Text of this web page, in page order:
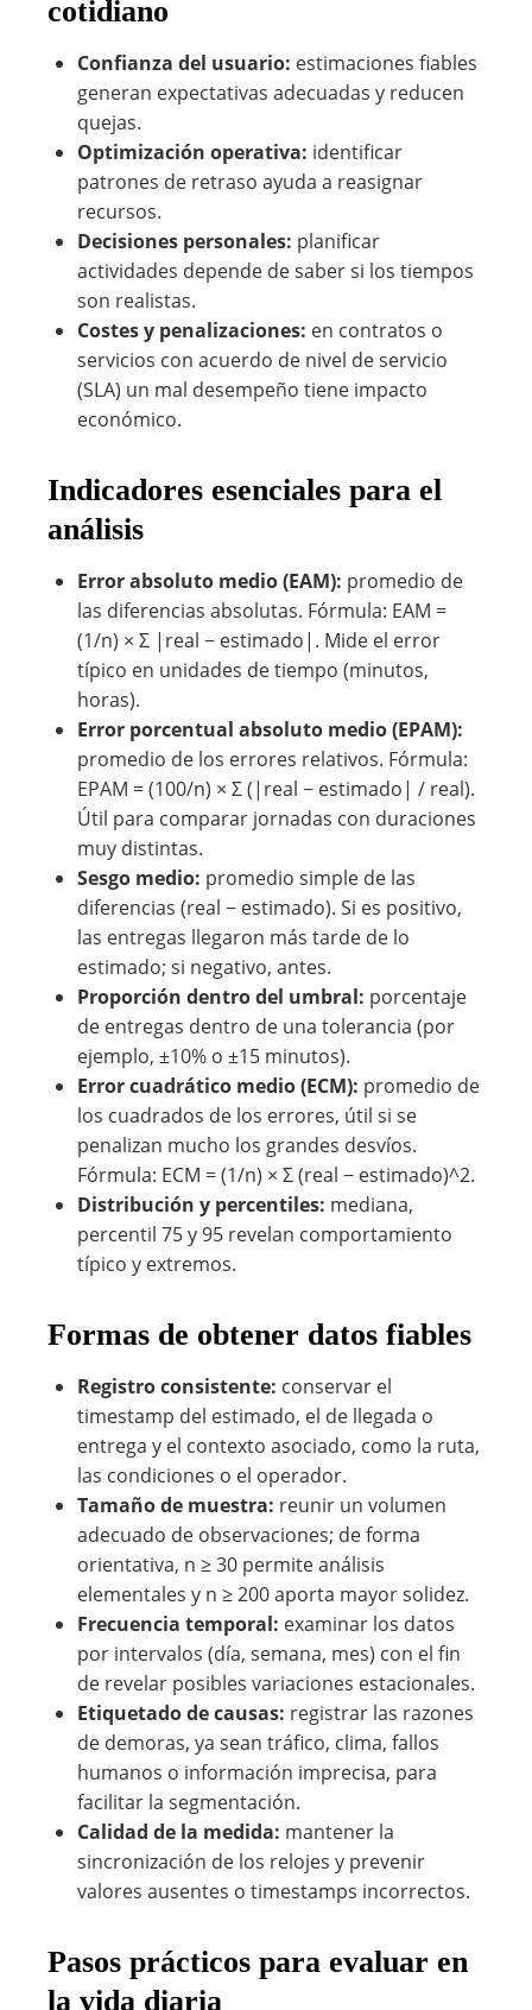
cotidiano
Confianza del usuario: estimaciones fiables
generan expectativas adecuadas y reducen
quejas.
Optimización operativa: identificar
patrones de retraso ayuda a reasignar
recursos.
Decisiones personales: planificar
actividades depende de saber si los tiempos
son realistas.
Costes y penalizaciones: en contratos o
servicios con acuerdo de nivel de servicio
(SLA) un mal desempeño tiene impacto
económico.
Indicadores esenciales para el
análisis
Error absoluto medio (EAM): promedio de
las diferencias absolutas. Fórmula: EAM =
(1/n) × Σ |real − estimado|. Mide el error
típico en unidades de tiempo (minutos,
horas).
Error porcentual absoluto medio (EPAM):
promedio de los errores relativos. Fórmula:
EPAM = (100/n) × Σ (|real − estimado| / real).
Útil para comparar jornadas con duraciones
muy distintas.
Sesgo medio: promedio simple de las
diferencias (real − estimado). Si es positivo,
las entregas llegaron más tarde de lo
estimado; si negativo, antes.
Proporción dentro del umbral: porcentaje
de entregas dentro de una tolerancia (por
ejemplo, ±10% o ±15 minutos).
Error cuadrático medio (ECM): promedio de
los cuadrados de los errores, útil si se
penalizan mucho los grandes desvíos.
Fórmula: ECM = (1/n) × Σ (real − estimado)^2.
Distribución y percentiles: mediana,
percentil 75 y 95 revelan comportamiento
típico y extremos.
Formas de obtener datos fiables
Registro consistente: conservar el
timestamp del estimado, el de llegada o
entrega y el contexto asociado, como la ruta,
las condiciones o el operador.
Tamaño de muestra: reunir un volumen
adecuado de observaciones; de forma
orientativa, n ≥ 30 permite análisis
elementales y n ≥ 200 aporta mayor solidez.
Frecuencia temporal: examinar los datos
por intervalos (día, semana, mes) con el fin
de revelar posibles variaciones estacionales.
Etiquetado de causas: registrar las razones
de demoras, ya sean tráfico, clima, fallos
humanos o información imprecisa, para
facilitar la segmentación.
Calidad de la medida: mantener la
sincronización de los relojes y prevenir
valores ausentes o timestamps incorrectos.
Pasos prácticos para evaluar en
la vida diaria